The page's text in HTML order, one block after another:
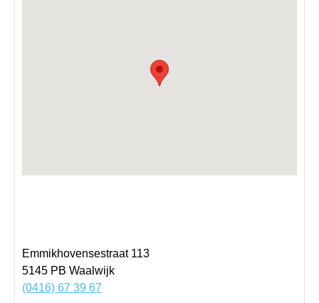
Emmikhovensestraat 113
5145 PB Waalwijk
(0416) 67 39 67